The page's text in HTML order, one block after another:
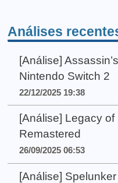
Análises
[Análise]
Nintendo Switch 2
22/12/2025 19:38
[Análise] Legacy
Remastered
26/09/2025 06:53
[Análise]